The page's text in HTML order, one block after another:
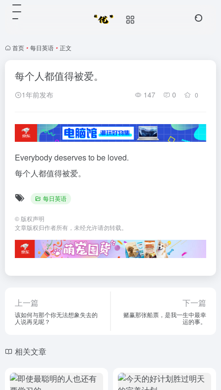
首页 • 每日英语 • 正文
每个人都值得被爱。
1年前发布 147 0 0
Everybody deserves to be loved.
每个人都值得被爱。
每日英语
© 版权声明
文章版权归作者所有，未经允许请勿转载。
上一篇
该如何与那个你无法想象失去的
人说再见呢？
下一篇
赌赢那张船票，是我一生中最幸
运的事。
相关文章